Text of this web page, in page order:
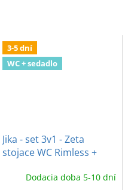
3-5 dní
WC + sedadlo
Jika - set 3v1 - Zeta
stojace WC Rimless +
WC sedadlo
Dodacia doba 5-10 dní